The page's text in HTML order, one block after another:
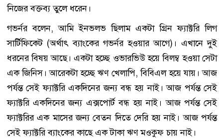
নিজের বক্তব্য তুলে ধরেন।
গভর্নর বলেন, আমি ইনভলভ ছিলাম একটা গ্রিন ফ্যাক্টরি লিগ
সার্টিফিকেট (অর্থাৎ ব্যাংকের গভর্নর হওয়ার আগে)। এখানে দুই
ধরনের বিষয় আছে। একটা হচ্ছে ওভারভিউ হয়ে বিলম্ব হওয়া সেটা
এক জিনিস। আরেকটা হচ্ছে ঋণ খেলাপি, বিবিএল হয়ে যায়। আজ
পর্যন্ত সেই ফ্যাক্টরি একদিনের জন্য বন্ধ হয় নাই। আজ পর্যন্ত সেই
ফ্যাক্টরি একদিনের জন্য এক্সপোর্ট বন্ধ হয় নাই। আজ পর্যন্ত সেই
ফ্যাক্টরির এক মাসের জন্য বেতন দিতে দেরি হয় নাই। আজ পর্যন্ত
সেই ফ্যাক্টরি ব্যাংকের কাছে এক টাকা ঋণ মওকুফ চায় নাই।